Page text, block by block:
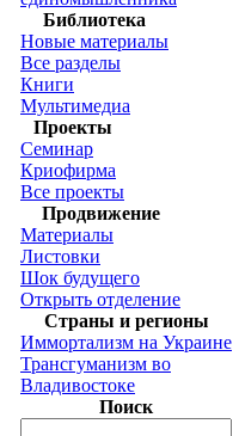
Библиотека
Новые материалы
Все разделы
Книги
Мультимедиа
Проекты
Семинар
Криофирма
Все проекты
Продвижение
Материалы
Листовки
Шок будущего
Открыть отделение
Страны и регионы
Иммортализм на Украине
Трансгуманизм во
Владивостоке
Поиск